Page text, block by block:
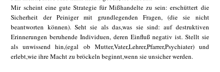
Mir scheint eine gute Strategie für Mißhandelte zu sein: erschüttert die
Sicherheit der Peiniger mit grundlegenden Fragen, (die sie nicht
beantworten können). Seht sie als das,was sie sind: auf destruktiven
Erinnerungen beruhende Individuen, deren Einfluß negativ ist. Stellt sie
als unwissend hin,(egal ob Mutter,Vater,Lehrer,Pfarrer,Psychiater) und
erlebt,wie ihre Macht zu bröckeln beginnt,wenn sie unsicher werden.